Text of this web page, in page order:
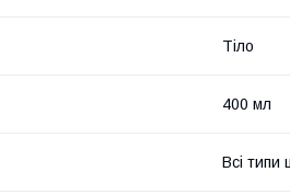
Тіло
400 мл
Всі типи